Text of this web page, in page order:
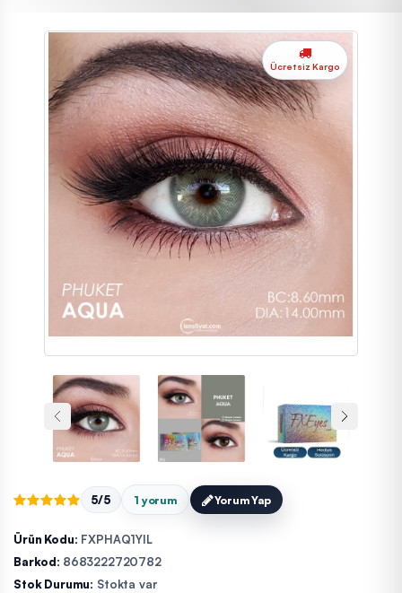
Ücretsiz Kargo
5/5 1 yorum Yorum Yap
Ürün Kodu: FXPHAQ1YIL
Barkod: 8683222720782
Stok Durumu: Stokta var